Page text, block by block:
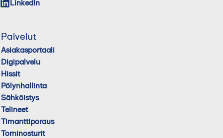
LinkedIn
Palvelut
Asiakasportaali
Digipalvelu
Hissit
Pölynhallinta
Sähköistys
Telineet
Timanttiporaus
Torninosturit